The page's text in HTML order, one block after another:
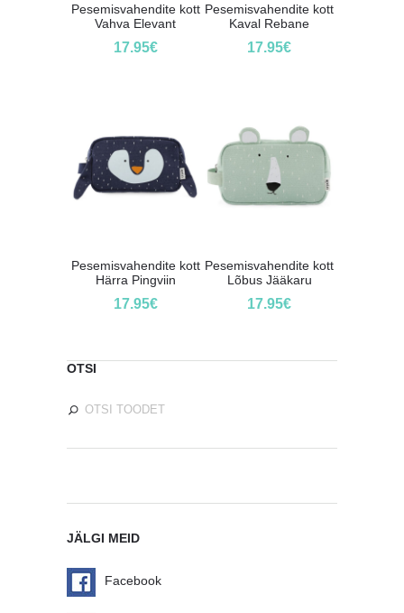
Pesemisvahendite kott
Vahva Elevant
17.95€
Pesemisvahendite kott
Kaval Rebane
17.95€
Pesemisvahendite kott
Härra Pingviin
17.95€
Pesemisvahendite kott
Lõbus Jääkaru
17.95€
OTSI
JÄLGI MEID
Facebook